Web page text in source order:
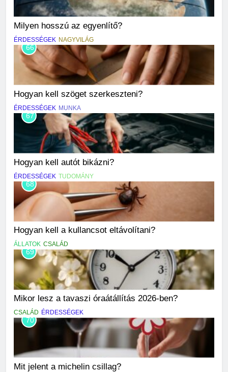
Milyen hosszú az egyenlítő?
ÉRDESSÉGEK NAGYVILÁG
66
Hogyan kell szöget szerkeszteni?
ÉRDESSÉGEK MUNKA
67
Hogyan kell autót bikázni?
ÉRDESSÉGEK TUDOMÁNY
68
Hogyan kell a kullancsot eltávolítani?
ÁLLATOK CSALÁD
69
Mikor lesz a tavaszi óraátállítás 2026-ben?
CSALÁD ÉRDESSÉGEK
70
Mit jelent a michelin csillag?